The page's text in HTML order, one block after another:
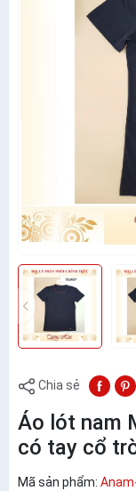
Chia sẻ
Áo lót nam
có tay cổ
Mã sản phẩm: